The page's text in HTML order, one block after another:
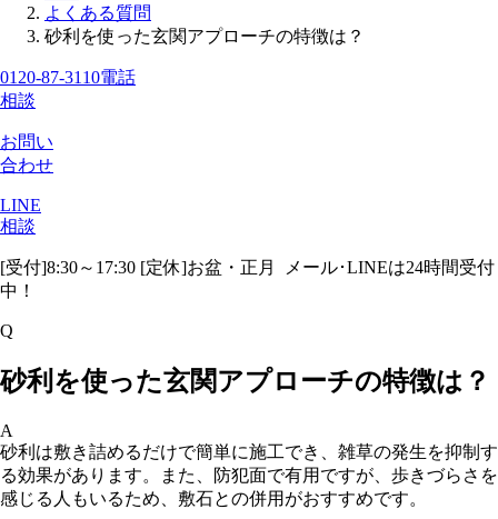
よくある質問
砂利を使った玄関アプローチの特徴は？
0120-87-3110電話
相談
お問い
合わせ
LINE
相談
[受付]8:30～17:30 [定休]お盆・正月
メール･LINEは24時間受付
中！
Q
砂利を使った玄関アプローチの特徴は？
A
砂利は敷き詰めるだけで簡単に施工でき、雑草の発生を抑制す
る効果があります。また、防犯面で有用ですが、歩きづらさを
感じる人もいるため、敷石との併用がおすすめです。